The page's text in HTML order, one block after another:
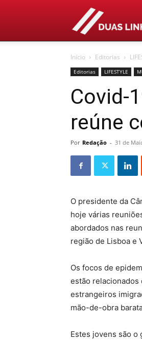
Início Editorias
Editorias LIFESTYLE
Covid-
reúne
Por Redação - 31 de
O presidente da
hoje várias
abordados nas
região de Lisboa e
Os focos de
estão relacionados
estrangeiros
mão-de-obra
Estes jovens são o